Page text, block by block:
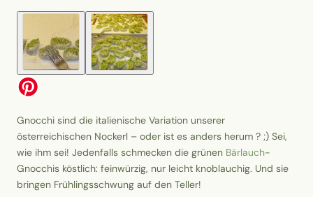
Gnocchi sind die italienische Variation unserer
österreichischen Nockerl – oder ist es anders herum ? ;) Sei,
wie ihm sei! Jedenfalls schmecken die grünen Bärlauch-
Gnocchis köstlich: feinwürzig, nur leicht knoblauchig. Und sie
bringen Frühlingsschwung auf den Teller!